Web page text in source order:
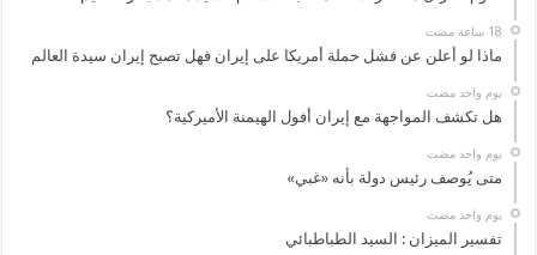
ماذا لو أعلن عن فشل حملة أمريكا على إيران فهل تصبح إيران سيدة العالم
‏يوم واحد مضت
هل تكشف المواجهة مع إيران أفول الهيمنة الأميركية؟
‏يوم واحد مضت
متى يُوصف رئيس دولة بأنه «غبي»
‏يوم واحد مضت
تفسير الميزان : السيد الطباطبائي